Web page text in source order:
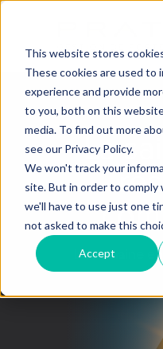
This website stores
These cookies are used to
experience and provide
to you, both on this
media. To find out more
see our Privacy Policy.
We won't track your
site. But in order to
we'll have to use just one
not asked to make this
Accept
La
La semaine en